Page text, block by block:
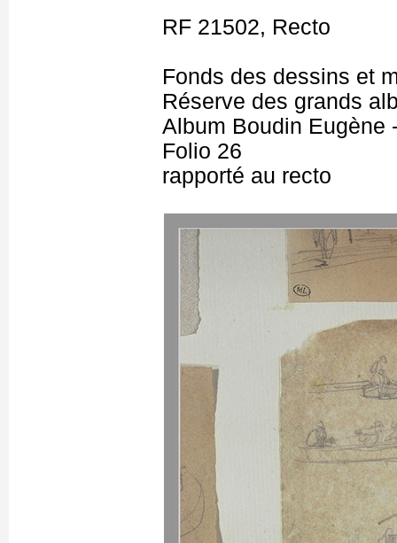
RF 21502, Recto
Fonds des dessins et
Réserve des grands
Album Boudin Eugène
Folio 26
rapporté au recto